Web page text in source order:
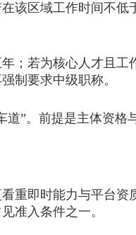
区域工作时间不低
若为核心人才且工
制要求中级职称。
。前提是主体资格
即时能力与平台资
准入条件之一。